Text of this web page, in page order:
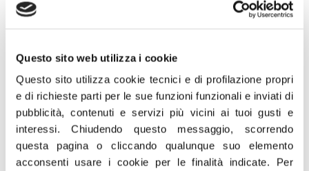
Questo sito web utilizza i cookie
Questo sito utilizza cookie tecnici e di profilazione propri
e di richieste parti per le sue funzioni funzionali e inviati di
pubblicità, contenuti e servizi più vicini ai tuoi gusti e
interessi.Chiudendo questo messaggio, scorrendo
questa pagina o cliccando qualunque suo elemento
acconsenti usare i cookie per le finalità indicate. Per
“Trenta giorni di prognosi per un docente
che anni e anni di politiche sbagliate hanno
loro tolto: ragionare su aumenti stipendiali,
fino alla revisione delle mansioni aggiuntive
che tolgono al docente energie e tempo.
D’altro canto, bisogna dare valore al voto in
condotta, che deve tornare a fare media